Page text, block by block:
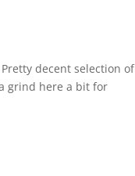
decent selection of
grind here a bit for